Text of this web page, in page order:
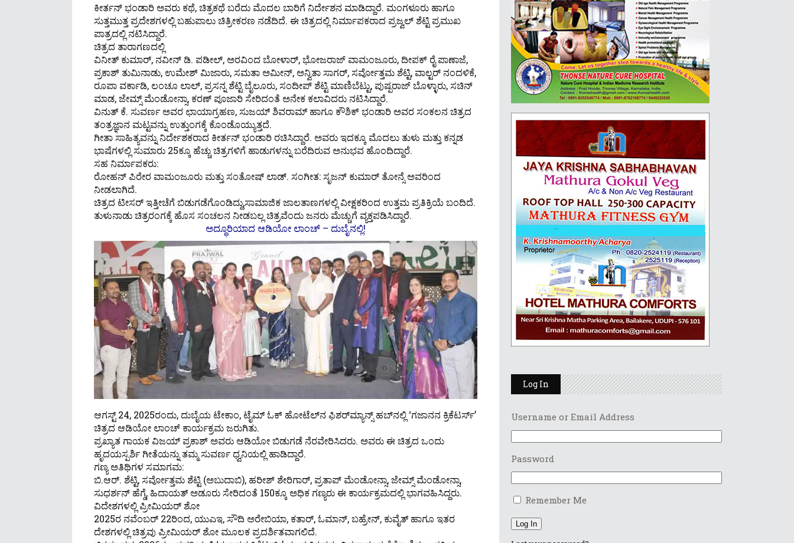
ಕೀರ್ತನ್ ಭಂಡಾರಿ ಅವರು ಕಥೆ, ಚಿತ್ರಕಥೆ ಬರೆದು ಮೊದಲ ಬಾರಿಗೆ ನಿರ್ದೇಶನ ಮಾಡಿದ್ದಾರೆ. ಮಂಗಳೂರು ಹಾಗೂ
ಸುತ್ತಮುತ್ತ ಪ್ರದೇಶಗಳಲ್ಲಿ ಬಹುಪಾಲು ಚಿತ್ರೀಕರಣ ನಡೆದಿದೆ. ಈ ಚಿತ್ರದಲ್ಲಿ ನಿರ್ಮಾಪಕರಾದ ಪ್ರಜ್ವಲ್ ಶೆಟ್ಟಿ ಪ್ರಮುಖ
ಪಾತ್ರದಲ್ಲಿ ನಟಿಸಿದ್ದಾರೆ.
ಚಿತ್ರದ ತಾರಾಗಣದಲ್ಲಿ
ವಿನೀತ್ ಕುಮಾರ್, ನವೀನ್ ಡಿ. ಪಡೀಲ್, ಅರವಿಂದ ಬೋಳಾರ್, ಭೋಜರಾಜ್ ವಾಮಂಜೂರು, ದೀಪಕ್ ರೈ ಪಾಣಾಜೆ,
ಪ್ರಕಾಶ್ ತುಮಿನಾಡು, ಉಮೇಶ್ ಮಿಜಾರು, ಸಮತಾ ಅಮೀನ್, ಅನ್ವಿತಾ ಸಾಗರ್, ಸರ್ವೋತ್ತಮ ಶೆಟ್ಟಿ, ವಾಲ್ಟರ್ ನಂದಳಿಕೆ,
ರೂಪಾ ವರ್ಕಾಡಿ, ಲಂಚೂ ಲಾಲ್, ಪ್ರಸನ್ನ ಶೆಟ್ಟಿ ಬೈಲೂರು, ಸಂದೀಪ್ ಶೆಟ್ಟಿ ಮಾಣಿಬೆಟ್ಟು, ಪುಷ್ಪರಾಜ್ ಬೊಳ್ಳಾರು, ಸಚಿನ್
ಮಾಡ, ಜೇಮ್ಸ್ ಮೆಂಡೋನ್ಸಾ, ಕರಣ್ ಪೂಜಾರಿ ಸೇರಿದಂತೆ ಅನೇಕ ಕಲಾವಿದರು ನಟಿಸಿದ್ದಾರೆ.
ವಿನುತ್ ಕೆ. ಸುವರ್ಣ ಅವರ ಛಾಯಾಗ್ರಹಣ, ಸುಜಯ್ ಶಿವರಾಮ್ ಹಾಗೂ ಕೌಶಿಕ್ ಭಂಡಾರಿ ಅವರ ಸಂಕಲನ ಚಿತ್ರದ
ತಂತ್ರಜ್ಞಾನ ಮಟ್ಟವನ್ನು ಉತ್ತುಂಗಕ್ಕೆ ಕೊಂಡೊಯ್ಯುತ್ತದೆ.
ಗೀತಾ ಸಾಹಿತ್ಯವನ್ನು ನಿರ್ದೇಶಕರಾದ ಕೀರ್ತನ್ ಭಂಡಾರಿ ರಚಿಸಿದ್ದಾರೆ. ಅವರು ಇದಕ್ಕೂ ಮೊದಲು ತುಳು ಮತ್ತು ಕನ್ನಡ
ಭಾಷೆಗಳಲ್ಲಿ ಸುಮಾರು 25ಕ್ಕೂ ಹೆಚ್ಚು ಚಿತ್ರಗಳಿಗೆ ಹಾಡುಗಳನ್ನು ಬರೆದಿರುವ ಅನುಭವ ಹೊಂದಿದ್ದಾರೆ.
ಸಹ ನಿರ್ಮಾಪಕರು:
ರೋಹನ್ ಪಿರೇರ ವಾಮಂಜೂರು ಮತ್ತು ಸಂತೋಷ್ ಲಾಡ್. ಸಂಗೀತ: ಸೃಜನ್ ಕುಮಾರ್ ತೋನ್ಸೆ ಅವರಿಂದ
ನೀಡಲಾಗಿದೆ.
ಚಿತ್ರದ ಟೀಸರ್ ಇತ್ತೀಚೆಗೆ ಬಿಡುಗಡೆಗೊಂಡಿದ್ದು,ಸಾಮಾಜಿಕ ಜಾಲತಾಣಗಳಲ್ಲಿ ವೀಕ್ಷಕರಿಂದ ಉತ್ತಮ ಪ್ರತಿಕ್ರಿಯೆ ಬಂದಿದೆ.
ತುಳುನಾಡು ಚಿತ್ರರಂಗಕ್ಕೆ ಹೊಸ ಸಂಚಲನ ನೀಡಬಲ್ಲ ಚಿತ್ರವೆಂದು ಜನರು ಮೆಚ್ಚುಗೆ ವ್ಯಕ್ತಪಡಿಸಿದ್ದಾರೆ.
ಅದ್ಧೂರಿಯಾದ ಆಡಿಯೋ ಲಾಂಚ್ – ದುಬೈನಲ್ಲಿ!
ಆಗಸ್ಟ್ 24, 2025ರಂದು, ದುಬೈಯ ಟೇಕಾಂ, ಟೈಮ್ ಓಕ್ ಹೋಟೆಲ್‌ನ ಫಿಶರ್‌ಮ್ಯಾನ್ಸ್ ಹಬ್‌ನಲ್ಲಿ ‘ಗಜಾನನ ಕ್ರಿಕೆಟರ್ಸ್’
ಚಿತ್ರದ ಆಡಿಯೋ ಲಾಂಚ್ ಕಾರ್ಯಕ್ರಮ ಜರುಗಿತು.
ಪ್ರಖ್ಯಾತ ಗಾಯಕ ವಿಜಯ್ ಪ್ರಕಾಶ್ ಅವರು ಆಡಿಯೋ ಬಿಡುಗಡೆ ನೆರವೇರಿಸಿದರು. ಅವರು ಈ ಚಿತ್ರದ ಒಂದು
ಹೃದಯಸ್ಪರ್ಶಿ ಗೀತೆಯನ್ನು ತಮ್ಮ ಸುವರ್ಣ ಧ್ವನಿಯಲ್ಲಿ ಹಾಡಿದ್ದಾರೆ.
ಗಣ್ಯ ಅತಿಥಿಗಳ ಸಮಾಗಮ:
ಬಿ.ಆರ್. ಶೆಟ್ಟಿ, ಸರ್ವೋತ್ತಮ ಶೆಟ್ಟಿ (ಅಬುದಾಬಿ), ಹರೀಶ್ ಶೇರಿಗಾರ್, ಪ್ರತಾಪ್ ಮೆಂಡೋನ್ಸಾ, ಜೇಮ್ಸ್ ಮೆಂಡೋನ್ಸಾ,
ಸುಧರ್ಶನ್ ಹೆಗ್ಡೆ, ಹಿದಾಯತ್ ಅಡೂರು ಸೇರಿದಂತೆ 150ಕ್ಕೂ ಅಧಿಕ ಗಣ್ಯರು ಈ ಕಾರ್ಯಕ್ರಮದಲ್ಲಿ ಭಾಗವಹಿಸಿದ್ದರು.
ವಿದೇಶಗಳಲ್ಲಿ ಪ್ರೀಮಿಯರ್ ಶೋ
2025ರ ನವೆಂಬರ್ 22ರಿಂದ, ಯುಎಇ, ಸೌದಿ ಅರೇಬಿಯಾ, ಕತಾರ್, ಓಮಾನ್, ಬಹ್ರೇನ್, ಕುವೈತ್ ಹಾಗೂ ಇತರ
ದೇಶಗಳಲ್ಲಿ ಚಿತ್ರವು ಪ್ರೀಮಿಯರ್ ಶೋ ಮೂಲಕ ಪ್ರದರ್ಶಿತವಾಗಲಿದೆ.
Log In
Username or Email Address
Password
Remember Me
Log In